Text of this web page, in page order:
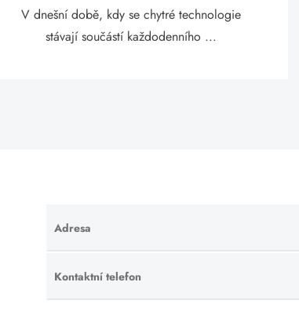
V dnešní době, kdy se chytré technologie
stávají součástí každodenního ...
Adresa
Ponechte
toto pole
prázdné.
Kontaktní telefon
Ponechte
toto pole